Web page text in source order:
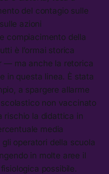
del contagio sulle
azioni
compiacimento della
è l’ormai storica
— ma anche la retorica
in questa linea. È stata
a spargere allarme
non vaccinato
rischio la didattica in
media
operatori della scuola
in molte aree il
possibile.